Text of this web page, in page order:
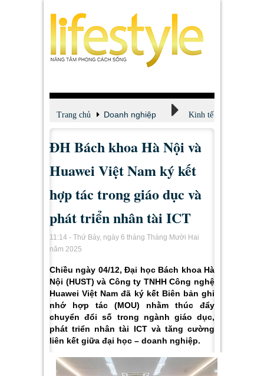
Trang chủ Doanh nghiệp Kinh tế
ĐH Bách khoa Hà Nội và
Huawei Việt Nam ký kết
hợp tác trong giáo dục và
phát triển nhân tài ICT
11:14 - Thứ Bảy, ngày 6 tháng Tháng Mười Hai
năm 2025
Chiều ngày 04/12, Đại học Bách khoa Hà
Nội (HUST) và Công ty TNHH Công nghệ
Huawei Việt Nam đã ký kết Biên bản ghi
nhớ hợp tác (MOU) nhằm thúc đẩy
chuyển đổi số trong ngành giáo dục,
phát triển nhân tài ICT và tăng cường
liên kết giữa đại học – doanh nghiệp.